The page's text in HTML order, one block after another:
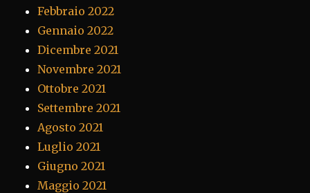
Febbraio 2022
Gennaio 2022
Dicembre 2021
Novembre 2021
Ottobre 2021
Settembre 2021
Agosto 2021
Luglio 2021
Giugno 2021
Maggio 2021